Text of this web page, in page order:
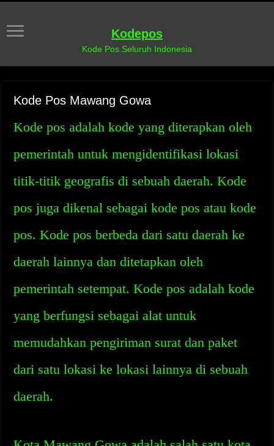
Kodepos
Kode Pos Seluruh Indonesia
Kode Pos Mawang Gowa
Kode pos adalah kode yang diterapkan oleh
pemerintah untuk mengidentifikasi lokasi
titik-titik geografis di sebuah daerah. Kode
pos juga dikenal sebagai kode pos atau kode
pos. Kode pos berbeda dari satu daerah ke
daerah lainnya dan ditetapkan oleh
pemerintah setempat. Kode pos adalah kode
yang berfungsi sebagai alat untuk
memudahkan pengiriman surat dan paket
dari satu lokasi ke lokasi lainnya di sebuah
daerah.